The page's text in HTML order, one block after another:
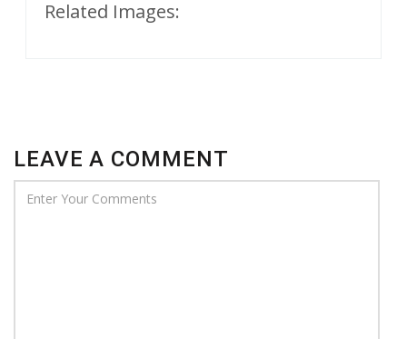
Related Images:
LEAVE A COMMENT